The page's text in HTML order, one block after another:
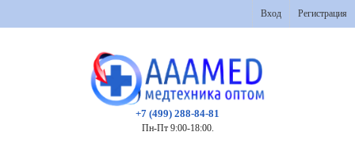
Вход Регистрация
+7 (499) 288-84-81
Пн-Пт 9:00-18:00.